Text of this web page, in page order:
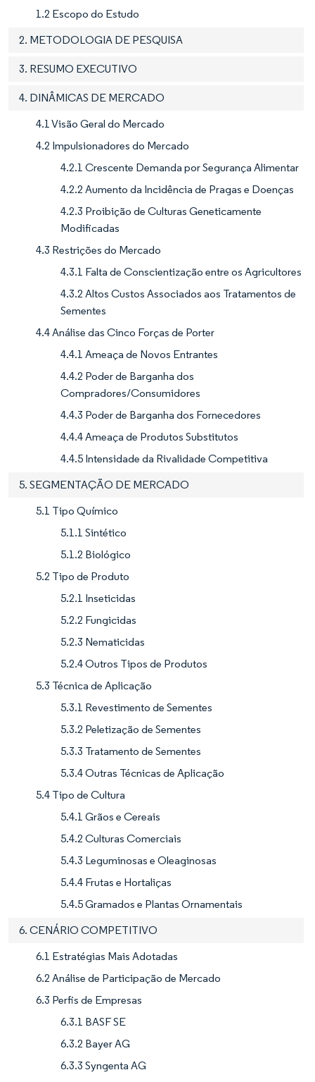
1.2 Escopo do Estudo
2. METODOLOGIA DE PESQUISA
3. RESUMO EXECUTIVO
4. DINÂMICAS DE MERCADO
4.1 Visão Geral do Mercado
4.2 Impulsionadores do Mercado
4.2.1 Crescente Demanda por Segurança Alimentar
4.2.2 Aumento da Incidência de Pragas e Doenças
4.2.3 Proibição de Culturas Geneticamente
Modificadas
4.3 Restrições do Mercado
4.3.1 Falta de Conscientização entre os Agricultores
4.3.2 Altos Custos Associados aos Tratamentos de
Sementes
4.4 Análise das Cinco Forças de Porter
4.4.1 Ameaça de Novos Entrantes
4.4.2 Poder de Barganha dos
Compradores/Consumidores
4.4.3 Poder de Barganha dos Fornecedores
4.4.4 Ameaça de Produtos Substitutos
4.4.5 Intensidade da Rivalidade Competitiva
5. SEGMENTAÇÃO DE MERCADO
5.1 Tipo Químico
5.1.1 Sintético
5.1.2 Biológico
5.2 Tipo de Produto
5.2.1 Inseticidas
5.2.2 Fungicidas
5.2.3 Nematicidas
5.2.4 Outros Tipos de Produtos
5.3 Técnica de Aplicação
5.3.1 Revestimento de Sementes
5.3.2 Peletização de Sementes
5.3.3 Tratamento de Sementes
5.3.4 Outras Técnicas de Aplicação
5.4 Tipo de Cultura
5.4.1 Grãos e Cereais
5.4.2 Culturas Comerciais
5.4.3 Leguminosas e Oleaginosas
5.4.4 Frutas e Hortaliças
5.4.5 Gramados e Plantas Ornamentais
6. CENÁRIO COMPETITIVO
6.1 Estratégias Mais Adotadas
6.2 Análise de Participação de Mercado
6.3 Perfis de Empresas
6.3.1 BASF SE
6.3.2 Bayer AG
6.3.3 Syngenta AG